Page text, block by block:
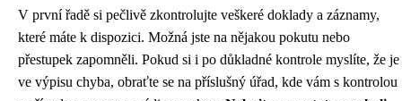
V první řadě si pečlivě zkontrolujte veškeré doklady a záznamy,
které máte k dispozici. Možná jste na nějakou pokutu nebo
přestupek zapomněli. Pokud si i po důkladné kontrole myslíte, že je
ve výpisu chyba, obraťte se na příslušný úřad, kde vám s kontrolou